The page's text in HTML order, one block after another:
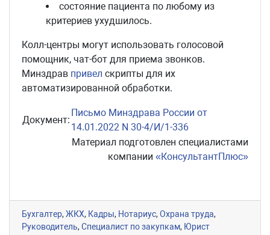
состояние пациента по любому из
критериев ухудшилось.
Колл-центры могут использовать голосовой
помощник, чат-бот для приема звонков.
Минздрав привел скрипты для их
автоматизированной обработки.
Документ:
Письмо Минздрава России от
14.01.2022 N 30-4/И/1-336
Материал подготовлен специалистами
компании «КонсультантПлюс»
Бухгалтер,ЖКХ, Кадры, Нотариус,Охрана труда,
Руководитель,Специалист по закупкам, Юрист